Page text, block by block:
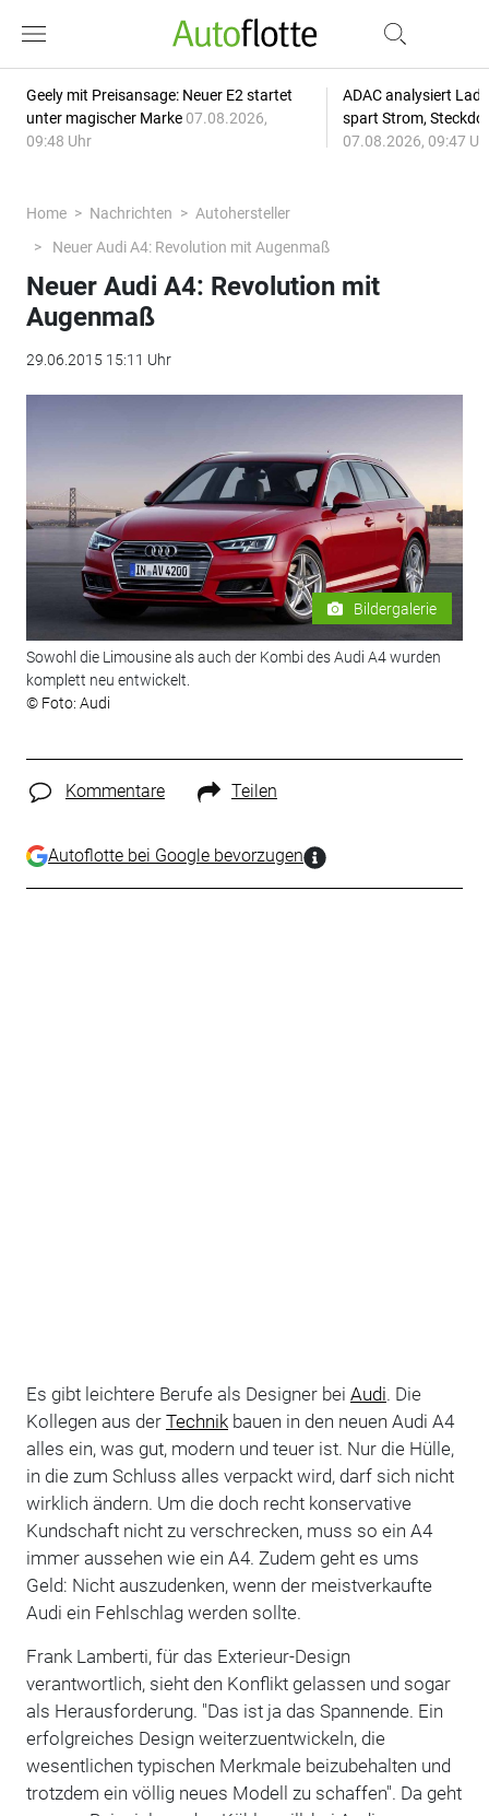
Geely mit Preisansage: Neuer E2 startet
unter magischer Marke 07.08.2026,
09:48 Uhr
ADAC analysiert
spart Strom,
07.08.2026, 09:47
Home Nachrichten
Autohersteller
Neuer Audi A4: Revolution mit Augenmaß
Neuer Audi A4: Revolution mit
Augenmaß
29.06.2015 15:11 Uhr
Bildergalerie
Sowohl die Limousine als auch der Kombi des Audi A4 wurden
komplett neu entwickelt.
© Foto: Audi
Kommentare Teilen
Autoflotte bei Google bevorzugen
Es gibt leichtere Berufe als Designer bei Audi. Die
Kollegen aus der Technikbauen in den neuen Audi A4
alles ein, was gut, modern und teuer ist. Nur die Hülle,
in die zum Schluss alles verpackt wird, darf sich nicht
wirklich ändern. Um die doch recht konservative
Kundschaft nicht zu verschrecken, muss so ein A4
immer aussehen wie ein A4. Zudem geht es ums
Geld: Nicht auszudenken, wenn der meistverkaufte
Audi ein Fehlschlag werden sollte.
Frank Lamberti, für das Exterieur-Design
verantwortlich, sieht den Konflikt gelassen und sogar
als Herausforderung. "Das ist ja das Spannende. Ein
erfolgreiches Design weiterzuentwickeln, die
wesentlichen typischen Merkmale beizubehalten und
trotzdem ein völlig neues Modell zu schaffen". Da geht